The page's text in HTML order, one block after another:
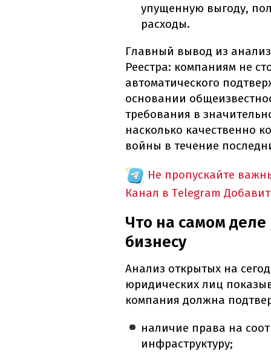
упущенную выгоду,
расходы.
Главный вывод из
Реестра: компаниям не
автоматического
основании
требования в
насколько качественно
войны в течение
Не пропускайте
Канал в Telegram
Что на самом
бизнесу
Анализ открытых на
юридических лиц
компания должна
наличие права на
инфраструктуру;